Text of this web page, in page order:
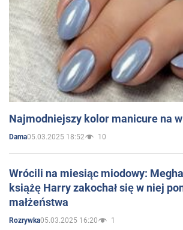
Najmodniejszy kolor manicure na
Dama05.03.2025 18:52 10
Wrócili na miesiąc miodowy:
książę Harry zakochał się w niej
małżeństwa
Rozrywka05.03.2025 16:20 1